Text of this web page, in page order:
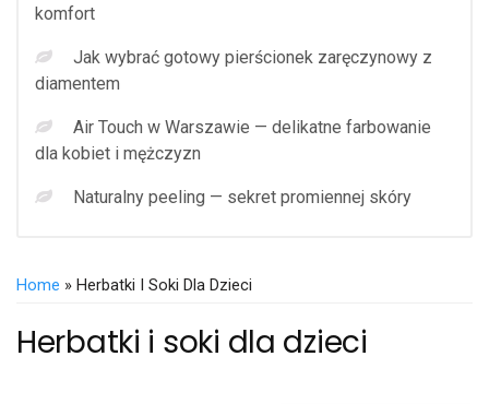
komfort
Jak wybrać gotowy pierścionek zaręczynowy z
diamentem
Air Touch w Warszawie — delikatne farbowanie
dla kobiet i mężczyzn
Naturalny peeling — sekret promiennej skóry
Home » Herbatki I Soki Dla Dzieci
Herbatki i soki dla dzieci